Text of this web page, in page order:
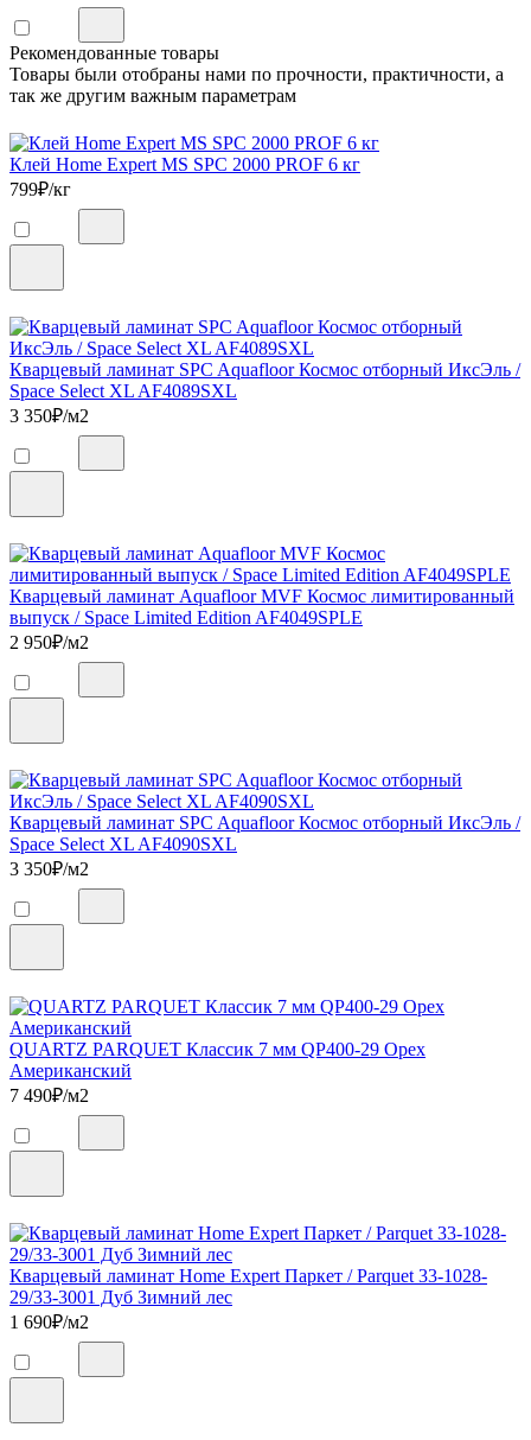
Рекомендованные товары
Товары были отобраны нами по прочности, практичности, а
так же другим важным параметрам
Клей Home Expert MS SPC 2000 PROF 6 кг
799₽/кг
Кварцевый ламинат SPC Aquafloor Космос отборный ИксЭль /
Space Select XL AF4089SXL
3 350₽/м2
Кварцевый ламинат Aquafloor MVF Космос лимитированный
выпуск / Space Limited Edition AF4049SPLE
2 950₽/м2
Кварцевый ламинат SPC Aquafloor Космос отборный ИксЭль /
Space Select XL AF4090SXL
3 350₽/м2
QUARTZ PARQUET Классик 7 мм QP400-29 Орех
Американский
7 490₽/м2
Кварцевый ламинат Home Expert Паркет / Parquet 33-1028-
29/33-3001 Дуб Зимний лес
1 690₽/м2